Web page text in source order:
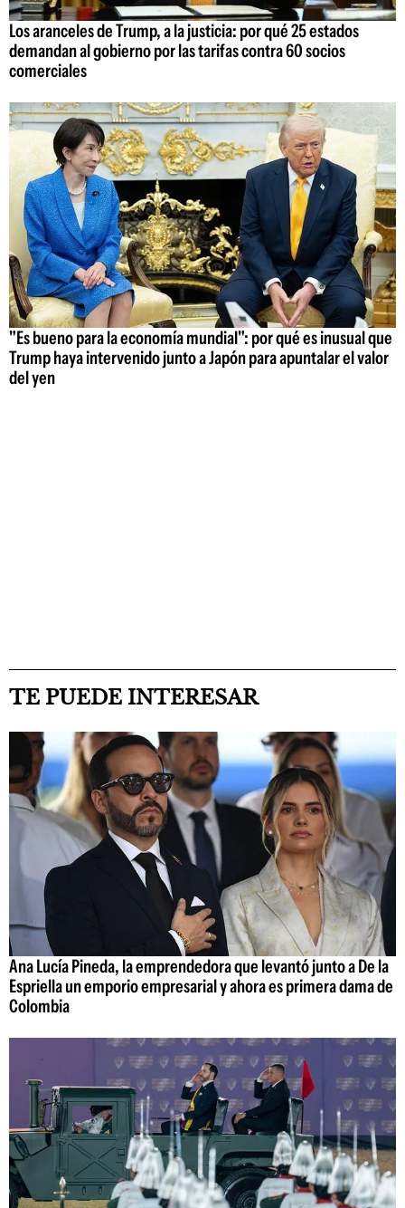
Los aranceles de Trump, a la justicia: por qué 25 estados
demandan al gobierno por las tarifas contra 60 socios
comerciales
"Es bueno para la economía mundial": por qué es inusual que
Trump haya intervenido junto a Japón para apuntalar el valor
del yen
TE PUEDE INTERESAR
Ana Lucía Pineda, la emprendedora que levantó junto a De la
Espriella un emporio empresarial y ahora es primera dama de
Colombia